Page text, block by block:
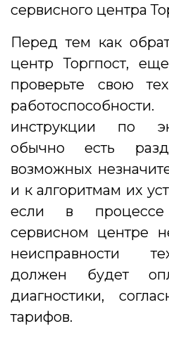
сервисного центра
Перед тем как
центр Торгпост,
проверьте свою
инструкции по
обычно есть
возможных
и к алгоритмам их
если в
сервисном центре
неисправности
должен будет
диагностики,
тарифов.